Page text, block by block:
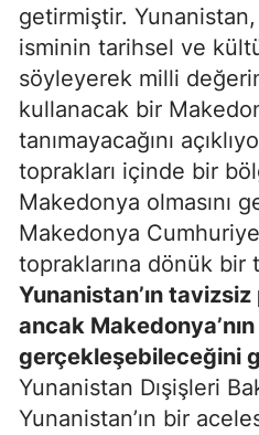
getirmiştir. Yunanistan,
isminin tarihsel ve
söyleyerek milli
kullanacak bir
tanımayacağını
toprakları içinde bir
Makedonya olmasını
Makedonya
topraklarına dönük bir
Yunanistan’ın
ancak Makedonya’nın
gerçekleşebileceğini
Yunanistan Dışişleri
Yunanistan’ın bir